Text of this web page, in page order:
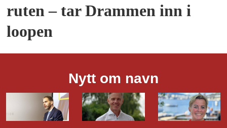
ruten – tar Drammen inn i
loopen
Nytt om navn